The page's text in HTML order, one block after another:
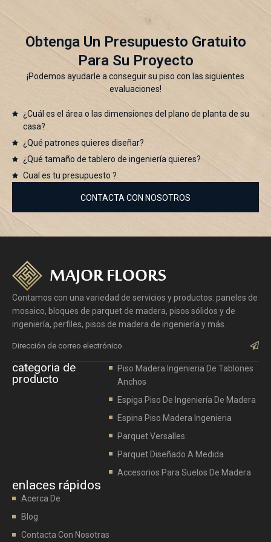
Obtenga Un Presupuesto Gratuito
Para Su Proyecto
¡Podemos ayudarle a conseguir su piso con las siguientes
evaluaciones!
¿Cuál es el área o las dimensiones del plano de planta de su
casa?
¿Qué patrones quieres diseñar?
¿Qué tamaño de tablero de ingeniería quieres?
Cual es tu presupuesto ?
CONTACTA CON NOSOTROS
Contamos con una variedad de servicios y productos: paneles de
mosaico, bloques de parquet de madera, pisos sólidos y de
ingeniería, perfiles, pisos de madera de ingeniería y más.
categoria de
producto
Piso Madera Ingenieria De Tablones
Anchos
Espiga Piso De Ingeniería De Madera
Espina Piso Madera Ingenieria
Parquet Versalles
Parquet Diseñado A Medida
Accesorios Para Suelos De Madera
enlaces rápidos
Acerca De
Blog
Contacta Con Nosotras